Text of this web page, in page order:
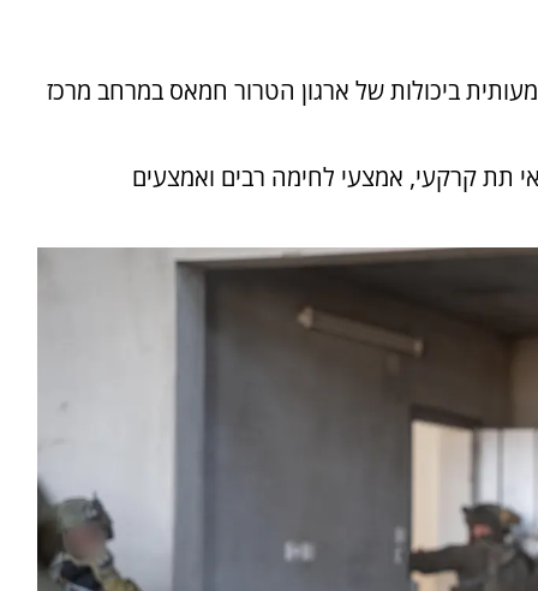
ביכולות של ארגון הטרור חמאס במרחב מרכז
תת קרקעי, אמצעי לחימה רבים ואמצעים